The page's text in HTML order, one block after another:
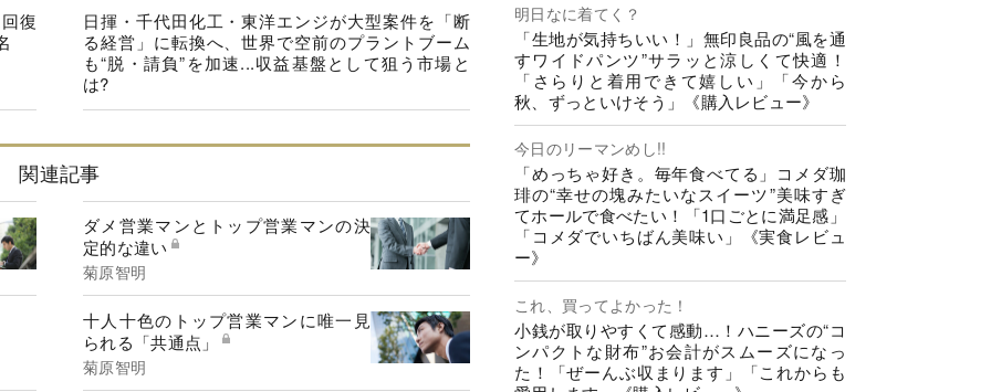
復
日揮・千代田化工・東洋エンジが大型案件を「断
る経営」に転換へ、世界で空前のプラントブーム
も“脱・請負”を加速...収益基盤として狙う市場と
は?
関連記事
ダメ営業マンとトップ営業マンの決
定的な違い
菊原智明
十人十色のトップ営業マンに唯一見
られる「共通点」
菊原智明
明日なに着てく？
「生地が気持ちいい！」無印良品の“風を通
すワイドパンツ”サラッと涼しくて快適！
「さらりと着用できて嬉しい」「今から
秋、ずっといけそう」《購入レビュー》
今日のリーマンめし!!
「めっちゃ好き。毎年食べてる」コメダ珈
琲の“幸せの塊みたいなスイーツ”美味すぎ
てホールで食べたい！「1口ごとに満足感」
「コメダでいちばん美味い」《実食レビュ
ー》
これ、買ってよかった！
小銭が取りやすくて感動…！ハニーズの“コ
ンパクトな財布”お会計がスムーズになっ
た！「ぜーんぶ収まります」「これからも